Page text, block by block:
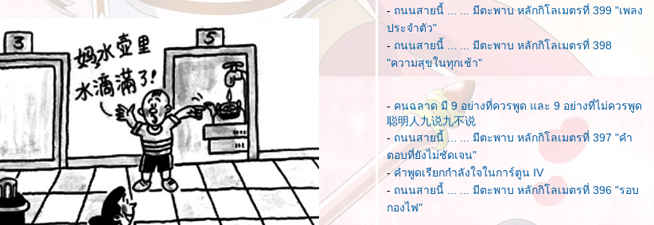
- ถนนสายนี้ ... ... มีตะพาบ หลักกิโลเมตรที่ 399 "เพลง
ประจำตัว"
- ถนนสายนี้ ... ... มีตะพาบ หลักกิโลเมตรที่ 398
"ความสุขในทุกเช้า"
- คนฉลาด มี 9 อย่างที่ควรพูด และ 9 อย่างที่ไม่ควรพูด
聪明人九说九不说
- ถนนสายนี้ ... ... มีตะพาบ หลักกิโลเมตรที่ 397 "คำ
ตอบที่ยังไม่ชัดเจน"
-คำพูดเรียกกำลังใจในการ์ตูน IV
- ถนนสายนี้ ... ... มีตะพาบ หลักกิโลเมตรที่ 396 "รอบ
กองไฟ"